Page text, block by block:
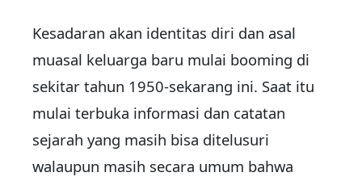
Kesadaran akan identitas diri dan asal
muasal keluarga baru mulai booming di
sekitar tahun 1950-sekarang ini. Saat itu
mulai terbuka informasi dan catatan
sejarah yang masih bisa ditelusuri
walaupun masih secara umum bahwa